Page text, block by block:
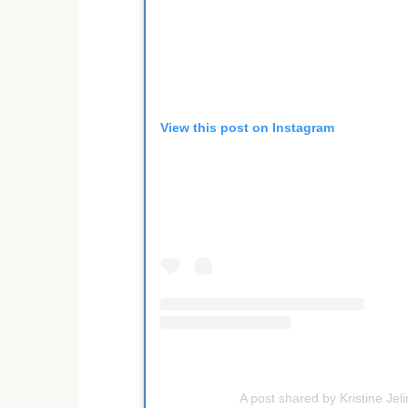
View this post on Instagram
A post shared by Kristine